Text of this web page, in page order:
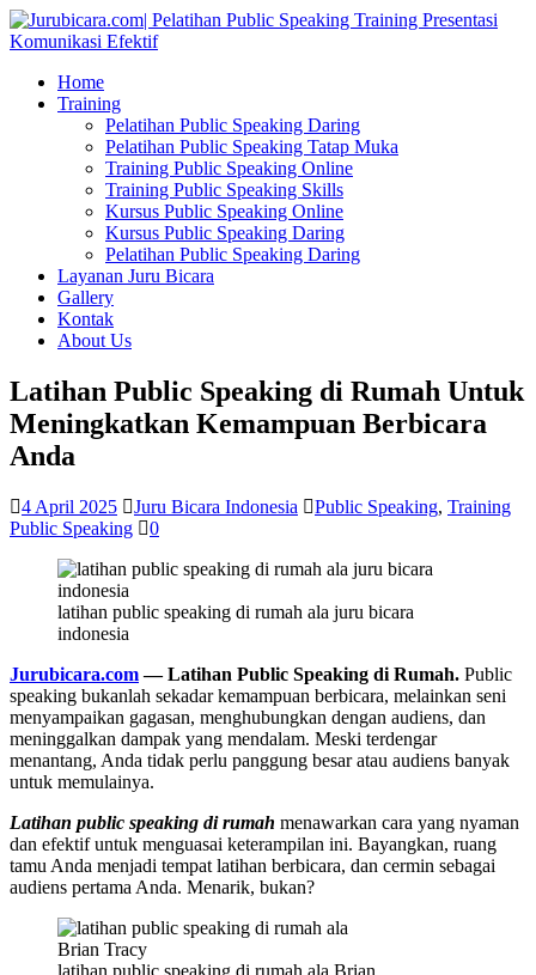
Home
Training
Pelatihan Public Speaking Daring
Pelatihan Public Speaking Tatap Muka
Training Public Speaking Online
Training Public Speaking Skills
Kursus Public Speaking Online
Kursus Public Speaking Daring
Pelatihan Public Speaking Daring
Layanan Juru Bicara
Gallery
Kontak
About Us
Latihan Public Speaking di Rumah Untuk
Meningkatkan Kemampuan Berbicara
Anda
4 April 2025 Juru Bicara Indonesia Public Speaking, Training
Public Speaking
0
latihan public speaking di rumah ala juru bicara
indonesia
Jurubicara.com— Latihan Public Speaking di Rumah. Public
speaking bukanlah sekadar kemampuan berbicara, melainkan seni
menyampaikan gagasan, menghubungkan dengan audiens, dan
meninggalkan dampak yang mendalam. Meski terdengar
menantang, Anda tidak perlu panggung besar atau audiens banyak
untuk memulainya.
Latihan public speaking di rumah menawarkan cara yang nyaman
dan efektif untuk menguasai keterampilan ini. Bayangkan, ruang
tamu Anda menjadi tempat latihan berbicara, dan cermin sebagai
audiens pertama Anda. Menarik, bukan?
latihan public speaking di rumah ala Brian